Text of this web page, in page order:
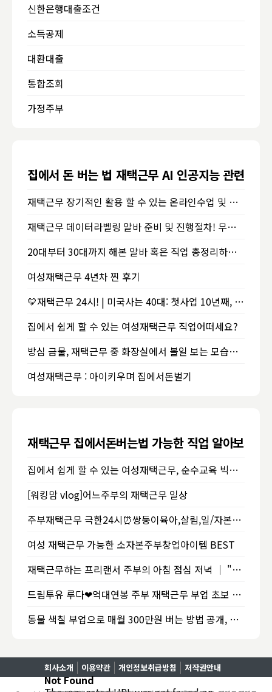
신한은행대출조건
소득공제
대환대출
통합조회
가정주부
집에서 돈 버는 법 재택근무 AI 인공지능 관련 직
재택근무 장기적인 활용 할 수 있는 온라인수업 및 재테크 방법
재택근무 데이터라벨링 알바 준비 및 진행절차! 무자본 재테크!
20대부터 30대까지 해본 알바 혹은 직업 총정리하는 포스팅
여성재택근무 4년차 찐 후기
💛재택근무 24시! | 미국사는 40대: 첫사업 10년째, 두번째사업 이제 시작! | 제로웨이스트 제품도, 연구중인 비누도 보여줘야겠고~커피도 마셔야겠고~바쁜 내인생 | 미국일상
집에서 쉽게 할 수 있는 여성재택근무 직업어떠세요?
방심 금물, 재택근무 중 화장실에서 볼일 보는 모습이 영상회의로 나와버린 여성
여성재택근무 : 아이키우며 집에서돈벌기
재택근무 집에서돈버는법 가능한 직업 알아보기
집에서 쉽게 할 수 있는 여성재택근무, 순수교육 빅캣영어로 성공의 길 달려보즈아~
[워킹맘 vlog]어느주부의 재택근무 일상
주부재택근무 극한24시⏰️쌍둥이육아,살림,일/자본금0원주부 집에서돈벌기🔥프리랜서 엄마의삶�
여성 재택근무 가능한 소자본주부창업아이템 BEST
재택근무하는 프리랜서 주부의 아침 점심 저녁 │ "좋아하는 10%를 위해 나머지 90%를 하는거야."
드림투유 루다❤억대연봉 주부 재택근무 부업 초보 성공 직장인 투잡 재테크 노하우
동물 색칠 부업으로 매월 300만원 버는 방법 공개, 직장인 부업, 재택알바, 주부부업, 인공지능 부업 feat.ChatGPT, Midjourney, 아마존KDP
회사소개 이용약관 개인정보취급방침 저작권안내
Not Found